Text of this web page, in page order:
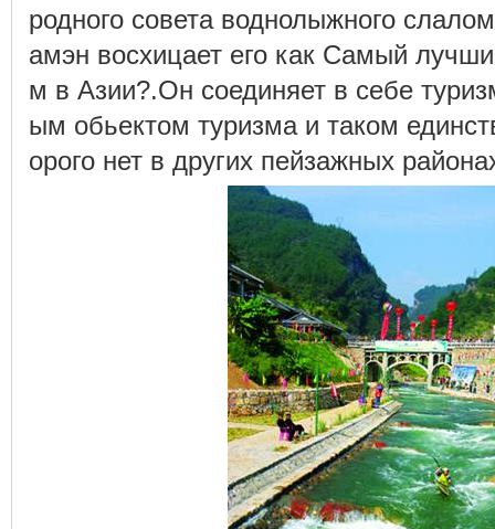
родного совета воднолыжного
амэн восхицает его как Самый
м в Азии?.Он соединяет в себе
ым обьектом туризма и таком
орого нет в других пейзажных